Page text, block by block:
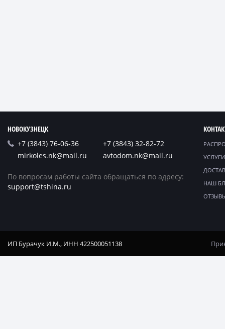
НОВОКУЗНЕЦК
+7 (3843) 76-06-36
+7 (3843) 32-82-72
mirkoles.nk@mail.ru
avtodom.nk@mail.ru
По вопросам работы сайта обращаться по адресу:
support@tshina.ru
НАШ
ИП Бурачук И.М., ИНН 422500051138